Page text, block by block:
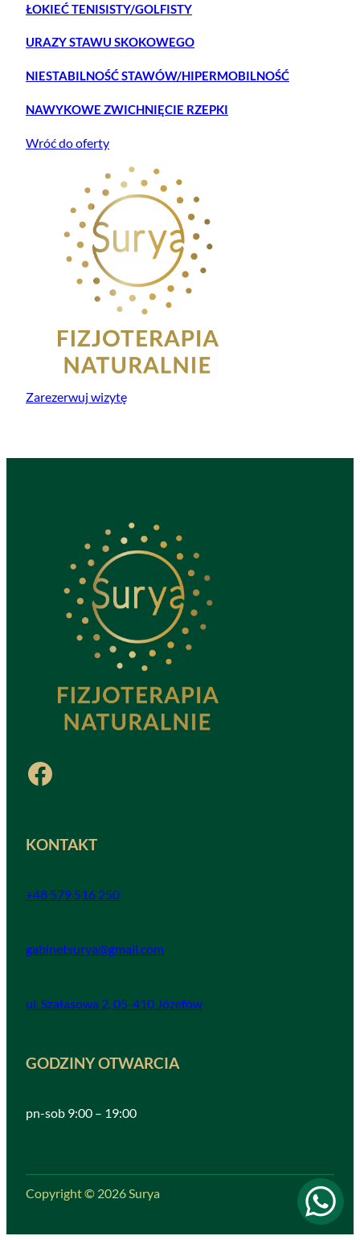
ŁOKIEĆ TENISISTY/GOLFISTY
URAZY STAWU SKOKOWEGO
NIESTABILNOŚĆ STAWÓW/HIPERMOBILNOŚĆ
NAWYKOWE ZWICHNIĘCIE RZEPKI
Wróć do oferty
Zarezerwuj wizytę
Facebook
KONTAKT
+48 579 516 250
gabinetsurya@gmail.com
ul. Szałasowa 2, 05-410 Józefów
GODZINY OTWARCIA
pn-sob 9:00 – 19:00
Copyright © 2026 Surya
RODO